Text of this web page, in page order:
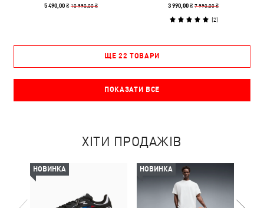
5 490,00 ₴ 10 990,00 ₴ 3 990,00 ₴7 990,00 ₴
(2)
ЩЕ 22 ТОВАРИ
ПОКАЗАТИ ВСЕ
ХІТИ ПРОДАЖІВ
НОВИНКА НОВИНКА